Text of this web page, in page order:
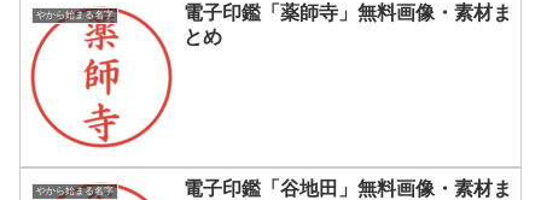
やから始まる名字
電子印鑑「薬師寺」無料画像・素材ま
とめ
やから始まる名字
電子印鑑「谷地田」無料画像・素材ま